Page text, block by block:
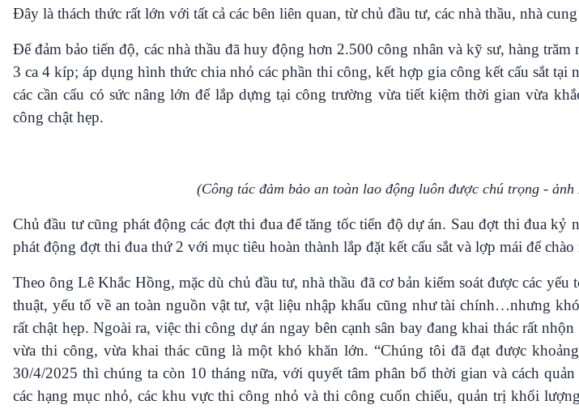
Đây là thách thức rất lớn với tất cả các bên liên quan, từ chủ đầu tư, các nhà thầu, nhà
Để đảm bảo tiến độ, các nhà thầu đã huy động hơn 2.500 công nhân và kỹ sư, hàng
3 ca 4 kíp; áp dụng hình thức chia nhỏ các phần thi công, kết hợp gia công kết cấu sắt tại
các cần cẩu có sức nâng lớn để lắp dựng tại công trường vừa tiết kiệm thời gian vừa
công chật hẹp.
(Công tác đảm bảo an toàn lao động luôn được chú trọng - ảnh
Chủ đầu tư cũng phát động các đợt thi đua để tăng tốc tiến độ dự án. Sau đợt thi đua kỷ
phát động đợt thi đua thứ 2 với mục tiêu hoàn thành lắp đặt kết cấu sắt và lợp mái để
Theo ông Lê Khắc Hồng, mặc dù chủ đầu tư, nhà thầu đã cơ bản kiểm soát được các yếu
thuật, yếu tố về an toàn nguồn vật tư, vật liệu nhập khẩu cũng như tài chính…nhưng
rất chật hẹp. Ngoài ra, việc thi công dự án ngay bên cạnh sân bay đang khai thác rất
vừa thi công, vừa khai thác cũng là một khó khăn lớn. “Chúng tôi đã đạt được
30/4/2025 thì chúng ta còn 10 tháng nữa, với quyết tâm phân bổ thời gian và cách
các hạng mục nhỏ, các khu vực thi công nhỏ và thi công cuốn chiếu, quản trị khối